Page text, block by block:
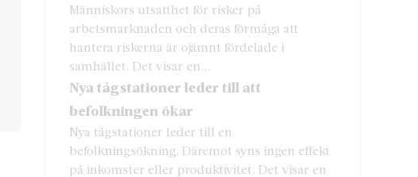
Människors utsatthet för risker på
arbetsmarknaden och deras förmåga att
hantera riskerna är ojämnt fördelade i
samhället. Det visar en...
Nya tågstationer leder till att
befolkningen ökar
Nya tågstationer leder till en
befolkningsökning. Däremot syns ingen effekt
på inkomster eller produktivitet. Det visar en